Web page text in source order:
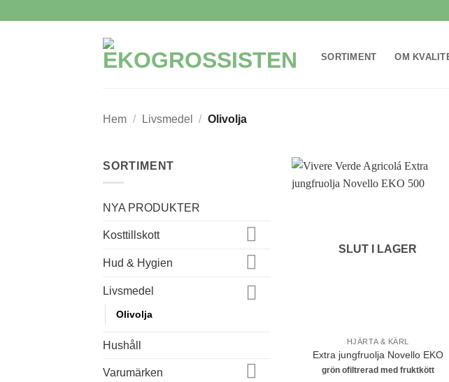
SORTIMENT OM
Hem / Livsmedel / Olivolja
SORTIMENT
NYA PRODUKTER
Kosttillskott
Hud & Hygien
Livsmedel
Olivolja
Hushåll
Varumärken
SLUT I LAGER
HJÄRTA & KÄRL
Extra jungfruolja Novello EKO
grön ofiltrerad med fruktkött